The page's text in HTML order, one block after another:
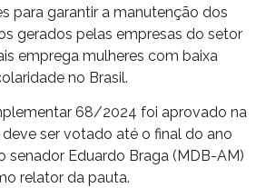
para garantir a manutenção dos
gerados pelas empresas do setor
emprega mulheres com baixa
no Brasil.
68/2024 foi aprovado na
ser votado até o final do ano
senador Eduardo Braga (MDB-AM)
relator da pauta.